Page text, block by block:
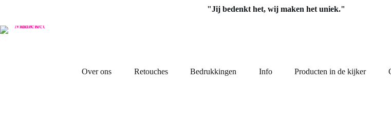
inhoud
"Jij bedenkt het, wij maken het uniek."
Over ons Retouches Bedrukkingen Info Producten in de kijker